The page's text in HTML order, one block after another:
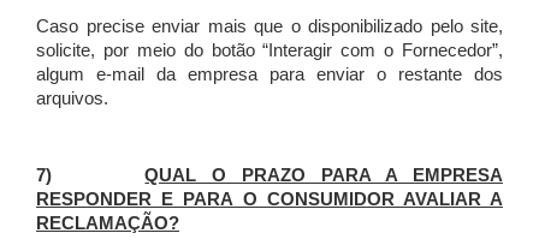
Caso precise enviar mais que o disponibilizado pelo site,
solicite, por meio do botão “Interagir com o Fornecedor”,
algum e-mail da empresa para enviar o restante dos
arquivos.
7)QUAL O PRAZO PARA A EMPRESA
RESPONDER E PARA O CONSUMIDOR AVALIAR A
RECLAMAÇÃO?